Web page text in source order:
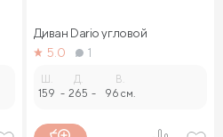
Диван Dario угловой
5.0
1
159 -
Д.
265 -
В.
96 см.